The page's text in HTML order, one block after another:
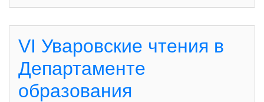
VI Уваровские чтения в
Департаменте
образования